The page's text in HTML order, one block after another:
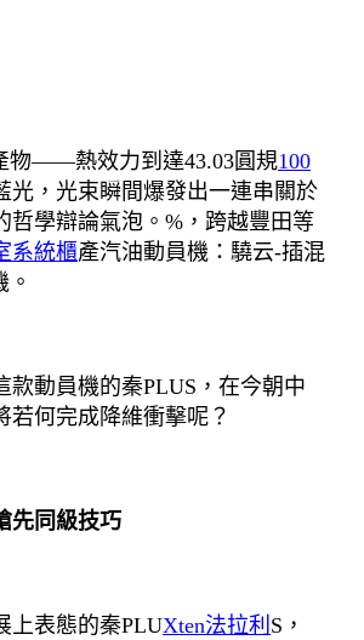
——熱效力到達43.03圓規100
光，光束瞬間爆發出一連串關於
哲學辯論氣泡。%，跨越豐田等
系統櫃產汽油動員機：驍云-插混
動員機的秦PLUS，在今朝中
若何完成降維衝擊呢？
先同級技巧
表態的秦PLUXten法拉利 S，